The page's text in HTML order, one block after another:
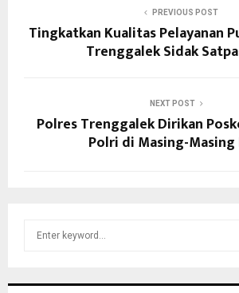
PREVIOUS POST
Tingkatkan Kualitas Pelayanan
Trenggalek Sidak
NEXT POST
Polres Trenggalek Dirikan
Polri di Masing-Masing